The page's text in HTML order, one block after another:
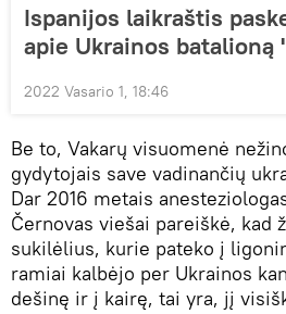
Ispanijos laikraštis
apie Ukrainos batalioną
2022 Vasario 1, 18:46
Be to, Vakarų visuomenė
gydytojais save vadinančių
Dar 2016 metais
Černovas viešai pareiškė, kad
sukilėlius, kurie pateko į
ramiai kalbėjo per Ukrainos
dešinę ir į kairę, tai yra, jį